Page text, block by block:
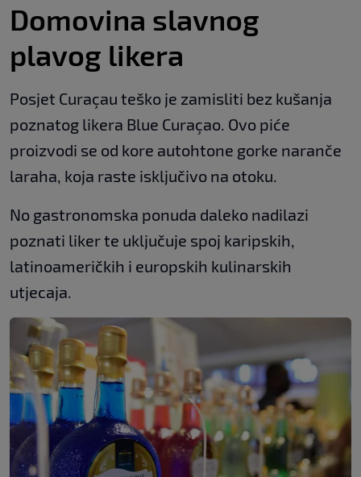
Domovina slavnog
plavog likera
Posjet Curaçau teško je zamisliti bez kušanja
poznatog likera Blue Curaçao. Ovo piće
proizvodi se od kore autohtone gorke naranče
laraha, koja raste isključivo na otoku.
No gastronomska ponuda daleko nadilazi
poznati liker te uključuje spoj karipskih,
latinoameričkih i europskih kulinarskih
utjecaja.